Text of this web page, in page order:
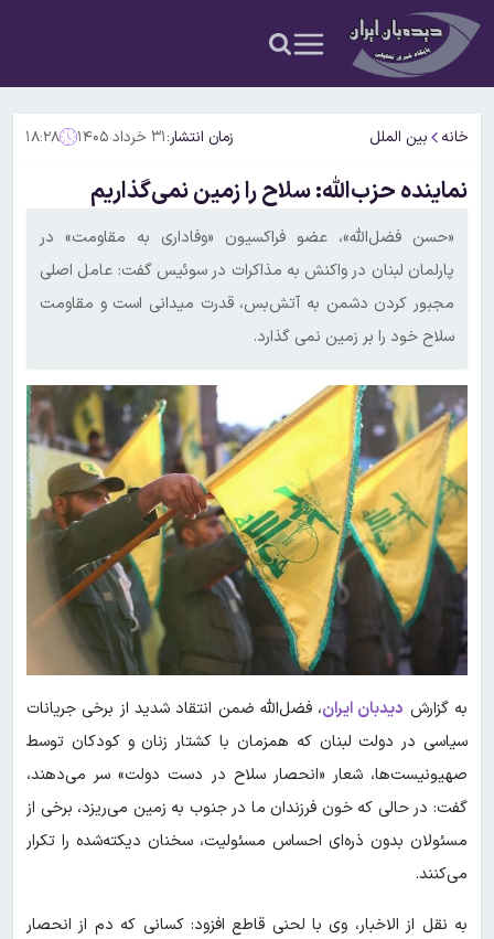
خانه بین الملل زمان انتشار:۳۱ خرداد ۱۴۰۵ ۱۸:۲۸
نماینده حزب‌الله: سلاح را زمین نمی‌گذاریم
«حسن فضل‌الله»، عضو فراکسیون «وفاداری به مقاومت» در
پارلمان لبنان در واکنش به مذاکرات در سوئیس گفت: عامل اصلی
مجبور کردن دشمن به آتش‌بس، قدرت میدانی است و مقاومت
سلاح خود را بر زمین نمی گذارد.
به گزارش دیدبان ایران، فضل‌الله ضمن انتقاد شدید از برخی جریانات
سیاسی در دولت لبنان که همزمان با کشتار زنان و کودکان توسط
صهیونیست‌ها، شعار «انحصار سلاح در دست دولت» سر می‌دهند،
گفت: در حالی که خون فرزندان ما در جنوب به زمین می‌ریزد، برخی از
مسئولان بدون ذره‌ای احساس مسئولیت، سخنان دیکته‌شده‌ را تکرار
می‌کنند.
به نقل از الاخبار، وی با لحنی قاطع افزود: کسانی که دم از انحصار